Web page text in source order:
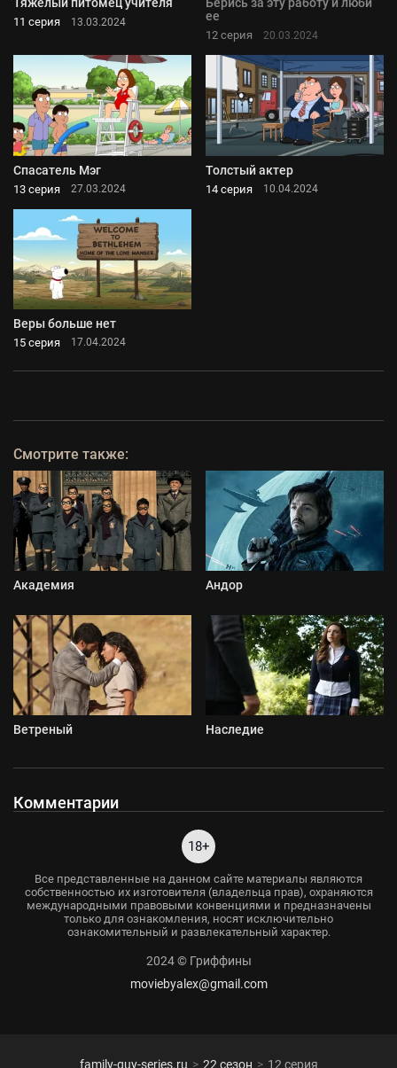
Тяжелый питомец учителя
11 серия 13.03.2024
Берись за эту работу и люби
ее
12 серия 20.03.2024
Спасатель Мэг
13 серия 27.03.2024
Толстый актер
14 серия 10.04.2024
Веры больше нет
15 серия 17.04.2024
Смотрите также:
Академия Андор
Ветреный Наследие
Комментарии
18+
Все представленные на данном сайте материалы являются
собственностью их изготовителя (владельца прав), охраняются
международными правовыми конвенциями и предназначены
только для ознакомления, носят исключительно
ознакомительный и развлекательный характер.
2024 © Гриффины
moviebyalex@gmail.com
family-guy-series.ru 22 сезон 12 серия